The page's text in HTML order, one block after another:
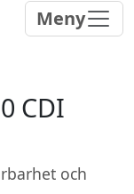
Meny
CDI
och